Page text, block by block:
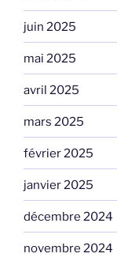
juin 2025
mai 2025
avril 2025
mars 2025
février 2025
janvier 2025
décembre 2024
novembre 2024